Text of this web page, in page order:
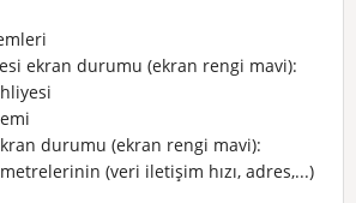
ekran durumu (ekran rengi mavi):
durumu (ekran rengi mavi):
(veri iletişim hızı, adres,...)